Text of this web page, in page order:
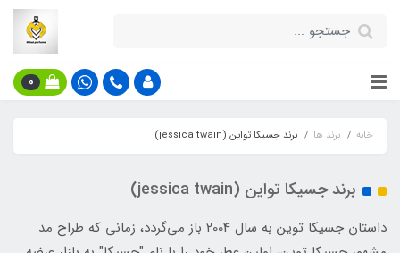
0
خانه برند ها برند جسیکا تواین (jessica twain)
برند جسیکا تواین (jessica twain)
داستان جسیکا توین به سال 2004 باز می‌گردد، زمانی که طراح مد